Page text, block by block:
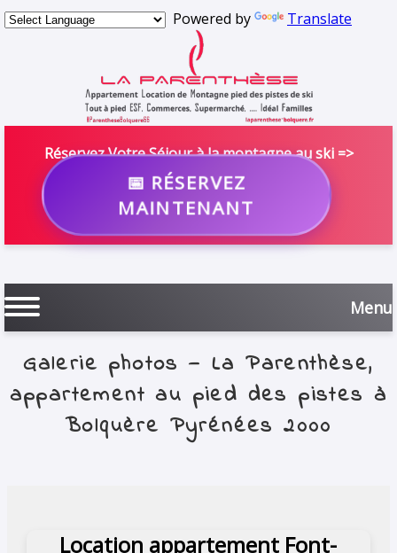
Powered by Translate
Réservez Votre Séjour à la montagne au ski =>
📅 RÉSERVEZ
MAINTENANT
Menu
Galerie photos — La Parenthèse,
appartement au pied des pistes à
Bolquère Pyrénées 2000
Location appartement Font-